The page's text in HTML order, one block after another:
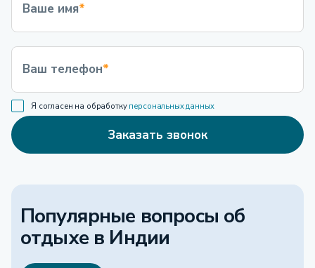
Ваше имя*
Ваш телефон*
Я согласен на обработку персональных данных
Заказать звонок
Популярные вопросы об
отдыхе в Индии